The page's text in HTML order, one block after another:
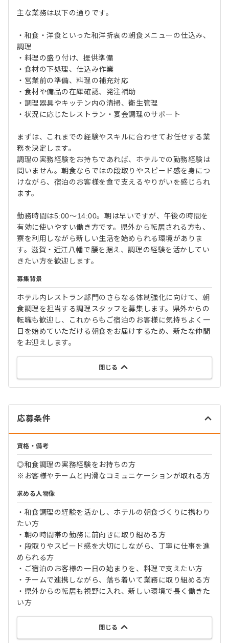
主な業務は以下の通りです。
・和食・洋食といった和洋折衷の朝食メニューの仕込み、
調理
・料理の盛り付け、提供準備
・食材の下処理、仕込み作業
・営業前の準備、料理の補充対応
・食材や備品の在庫確認、発注補助
・調理器具やキッチン内の清掃、衛生管理
・状況に応じたレストラン・宴会調理のサポート
まずは、これまでの経験やスキルに合わせてお任せする業
務を決定します。
調理の実務経験をお持ちであれば、ホテルでの勤務経験は
問いません。朝食ならではの段取りやスピード感を身につ
けながら、宿泊のお客様を食で支えるやりがいを感じられ
ます。
勤務時間は5:00～14:00。朝は早いですが、午後の時間を
有効に使いやすい働き方です。県外から転居される方も、
寮を利用しながら新しい生活を始められる環境がありま
す。滋賀・近江八幡で腰を据え、調理の経験を活かしてい
きたい方を歓迎します。
募集背景
ホテル内レストラン部門のさらなる体制強化に向けて、朝
食調理を担当する調理スタッフを募集します。県外からの
転職も歓迎し、これからもご宿泊のお客様に気持ちよく一
日を始めていただける朝食をお届けするため、新たな仲間
をお迎えします。
閉じる
応募条件
資格・備考
◎和食調理の実務経験をお持ちの方
※お客様やチームと円滑なコミュニケーションが取れる方
求める人物像
・和食調理の経験を活かし、ホテルの朝食づくりに携わり
たい方
・朝の時間帯の勤務に前向きに取り組める方
・段取りやスピード感を大切にしながら、丁寧に仕事を進
められる方
・ご宿泊のお客様の一日の始まりを、料理で支えたい方
・チームで連携しながら、落ち着いて業務に取り組める方
・県外からの転居も視野に入れ、新しい環境で長く働きた
い方
閉じる